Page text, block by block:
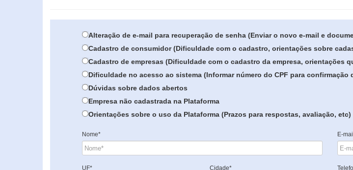
Alteração de e-mail para recuperação de senha (Enviar o novo e-mail e
Cadastro de consumidor (Dificuldade com o cadastro, orientações sobre
Cadastro de empresas (Dificuldade com o cadastro da empresa, orientações
Dificuldade no acesso ao sistema (Informar número do CPF para confirmação
Dúvidas sobre dados abertos
Empresa não cadastrada na Plataforma
Orientações sobre o uso da Plataforma (Prazos para respostas, avaliação, etc)
Nome* E-
UF* Cidade*